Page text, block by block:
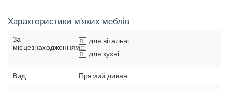
Характеристики м'яких меблів
За
місцезнаходженням::
для вітальні
для кухні
Вид: Прямий диван